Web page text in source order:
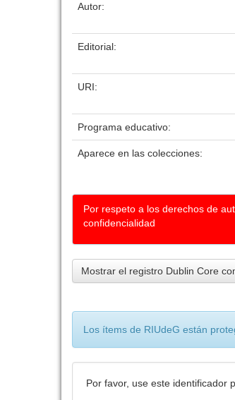
Autor:
Editorial:
URI:
Programa educativo:
Aparece en las colecciones:
Por respeto a los derechos de
confidencialidad
Mostrar el registro Dublin Core
Los ítems de RIUdeG están
Por favor, use este identificador